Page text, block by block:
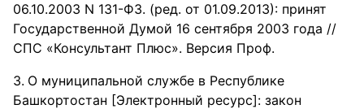
06.10.2003 N 131-ФЗ. (ред. от 01.09.2013): принят
Государственной Думой 16 сентября 2003 года //
СПС «Консультант Плюс». Версия Проф.
О муниципальной службе в Республике
Башкортостан [Электронный ресурс]: закон